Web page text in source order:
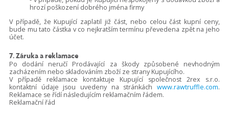
hrozí poškození dobrého jména firmy
V případě, že Kupující zaplatil již část, nebo celou část kupní ceny,
bude mu tato částka v co nejkratším termínu převedena zpět na jeho
účet.
7. Záruka a reklamace
Po dodání neručí Prodávající za škody způsobené nevhodným
zacházením nebo skladováním zboží ze strany Kupujícího.
V případě reklamace kontaktuje Kupující společnost 2rex s.r.o.
kontaktní údaje jsou uvedeny na stránkáchwww.rawtruffle.com.
Reklamace se řídí následujícím reklamačním řádem.
Reklamační řád